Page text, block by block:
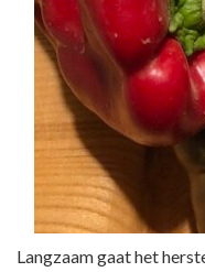
Langzaam gaat het